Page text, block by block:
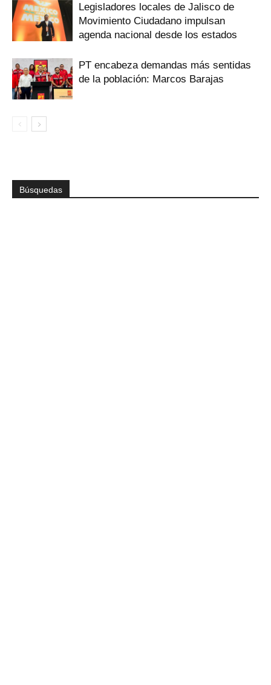
Legisladores locales de Jalisco de
Movimiento Ciudadano impulsan
agenda nacional desde los estados
PT encabeza demandas más sentidas
de la población: Marcos Barajas
Búsquedas